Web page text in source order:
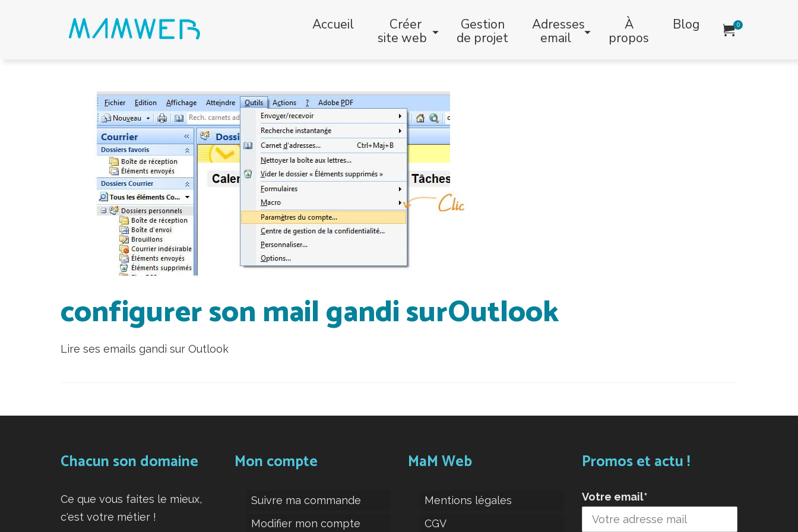
Accueil
Créer
site web
Gestion
de projet
Adresses
email
À
propos
Blog 0
configurer son mail gandi surOutlook
Lire ses emails gandi sur Outlook
Chacun son domaine
Ce que vous faites le mieux,
c'est votre métier !
Mon compte
Suivre ma commande
Modifier mon compte
MaM Web
Mentions légales
CGV
Promos et actu !
Votre email*